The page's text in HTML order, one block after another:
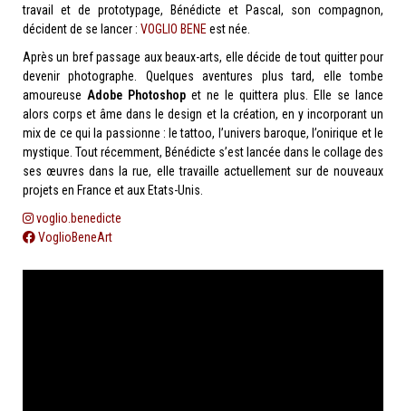
travail et de prototypage, Bénédicte et Pascal, son compagnon,
décident de se lancer : VOGLIO BENEest née.
Après un bref passage aux beaux-arts, elle décide de tout quitter pour
devenir photographe. Quelques aventures plus tard, elle tombe
amoureuse Adobe Photoshop et ne le quittera plus. Elle se lance
alors corps et âme dans le design et la création, en y incorporant un
mix de ce qui la passionne : le tattoo, l’univers baroque, l’onirique et le
mystique. Tout récemment, Bénédicte s’est lancée dans le collage des
ses œuvres dans la rue, elle travaille actuellement sur de nouveaux
projets en France et aux Etats-Unis.
voglio.benedicte
VoglioBeneArt